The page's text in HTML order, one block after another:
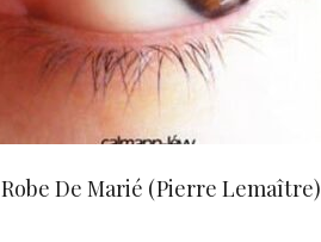
Robe De Marié (Pierre Lemaître)